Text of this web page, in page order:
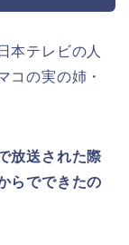
本テレビの人
コの実の姉・
放送された際
らでできたの